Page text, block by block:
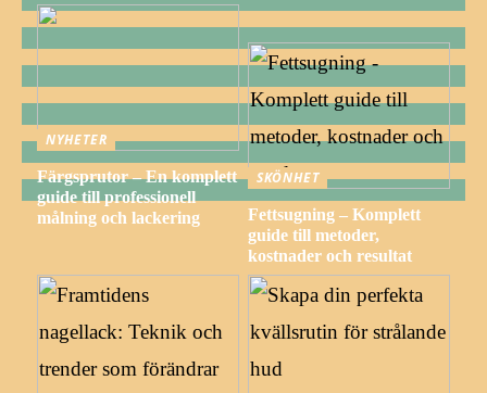
NYHETER
Färgsprutor – En komplett
guide till professionell
målning och lackering
SKÖNHET
Fettsugning – Komplett
guide till metoder,
kostnader och resultat